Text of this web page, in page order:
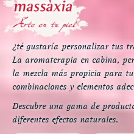
¿té gustaría personalizar tus
La aromaterapia en cabina,
la mezcla más propicia para
combinaciones y elementos
Descubre una gama de
diferentes efectos naturales.